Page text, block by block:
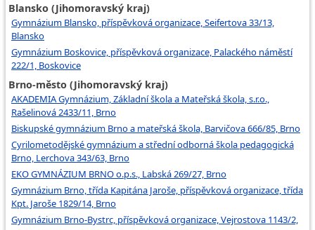
Blansko (Jihomoravský kraj)
Gymnázium Blansko, příspěvková organizace, Seifertova 33/13,
Blansko
Gymnázium Boskovice, příspěvková organizace, Palackého náměstí
222/1, Boskovice
Brno-město (Jihomoravský kraj)
AKADEMIA Gymnázium, Základní škola a Mateřská škola, s.r.o.,
Rašelinová 2433/11, Brno
Biskupské gymnázium Brno a mateřská škola, Barvičova 666/85, Brno
Cyrilometodějské gymnázium a střední odborná škola pedagogická
Brno, Lerchova 343/63, Brno
EKO GYMNÁZIUM BRNO o.p.s., Labská 269/27, Brno
Gymnázium Brno, třída Kapitána Jaroše, příspěvková organizace, třída
Kpt. Jaroše 1829/14, Brno
Gymnázium Brno-Bystrc, příspěvková organizace, Vejrostova 1143/2,